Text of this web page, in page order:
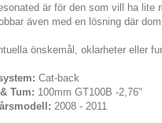
är för den som vill ha lite
även med en lösning där
önskemål, oklarheter eller
Cat-back
Tum: 100mm GT100B -2,76"
2008 - 2011